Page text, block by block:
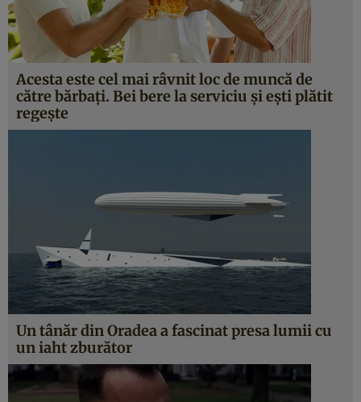
Acesta este cel mai râvnit loc de muncă de
către bărbaţi. Bei bere la serviciu şi eşti plătit
regeşte
Un tânăr din Oradea a fascinat presa lumii cu
un iaht zburător